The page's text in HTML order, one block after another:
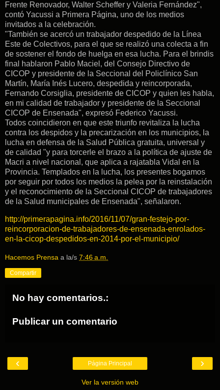
Frente Renovador, Walter Scheffer y Valeria Fernández",
contó Yacussi a Primera Página, uno de los medios
invitados a la celebración.
"También se acercó un trabajador despedido de la Línea
Este de Colectivos, para el que se realizó una colecta a fin
de sostener el fondo de huelga en esa lucha. Para el brindis
final hablaron Pablo Maciel, del Consejo Directivo de
CICOP y presidente de la Seccional del Policlínico San
Martín, María Inés Lucero, despedida y reincorporada,
Fernando Corsiglia, presidente de CICOP y quien les habla,
en mi calidad de trabajador y presidente de la Seccional
CICOP de Ensenada", expresó Federico Yacussi.
Todos coincidieron en que este triunfo revitaliza la lucha
contra los despidos y la precarización en los municipios, la
lucha en defensa de la Salud Pública gratuita, universal y
de calidad "y para torcerle el brazo a la política de ajuste de
Macri a nivel nacional, que aplica a rajatabla Vidal en la
Provincia. Templados en la lucha, los presentes bogamos
por seguir por todos los medios la pelea por la reinstalación
y el reconocimiento de la Seccional CICOP de trabajadores
de la Salud municipales de Ensenada", señalaron.
http://primerapagina.info/2016/11/07/gran-festejo-por-
reincorporacion-de-trabajadores-de-ensenada-enrolados-
en-la-cicop-despedidos-en-2014-por-el-municipio/
Hacemos Prensa a la/s 7:46 a.m.
Compartir
No hay comentarios.:
Publicar un comentario
‹ ›
Página Principal
Ver la versión web